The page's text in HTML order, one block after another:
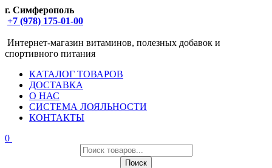
г. Симферополь
+7 (978) 175-01-00
Интернет-магазин витаминов, полезных добавок и
спортивного питания
КАТАЛОГ ТОВАРОВ
ДОСТАВКА
О НАС
СИСТЕМА ЛОЯЛЬНОСТИ
КОНТАКТЫ
0
Поиск
товаров
Поиск